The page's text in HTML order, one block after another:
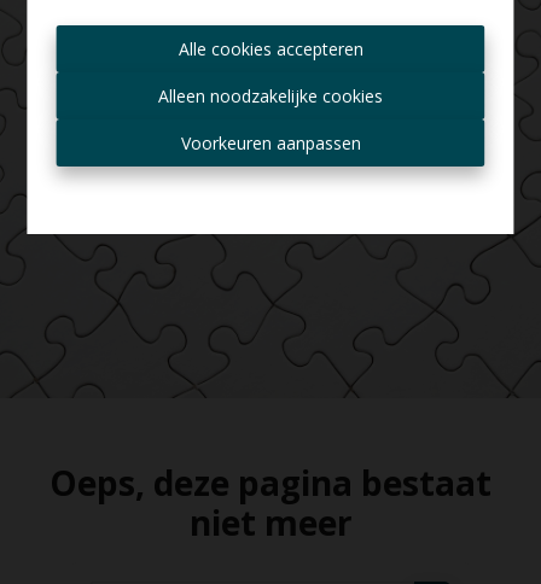
Alle cookies accepteren
Alleen noodzakelijke cookies
Voorkeuren aanpassen
Oeps, deze pagina bestaat
niet meer
Altijd als eerste op de
hoogte zijn van nieuwe
aanbiedingen?
Ontvang aanbod per mail